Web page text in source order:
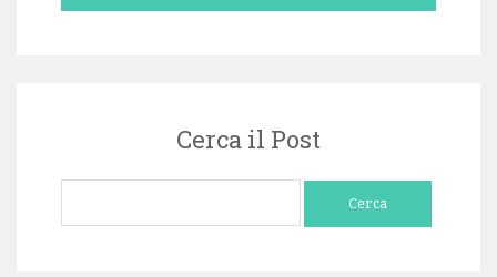
Cerca il Post